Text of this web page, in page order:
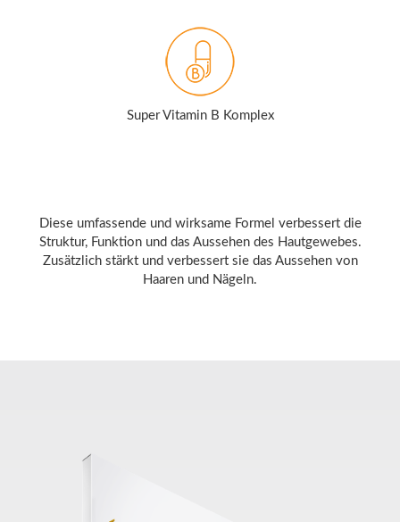
Super Vitamin B Komplex
Diese umfassende und wirksame Formel verbessert die
Struktur, Funktion und das Aussehen des Hautgewebes.
Zusätzlich stärkt und verbessert sie das Aussehen von
Haaren und Nägeln.